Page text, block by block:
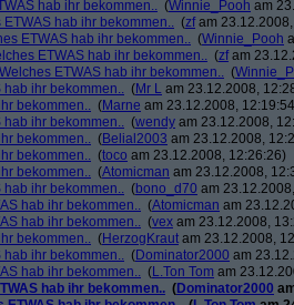
hab ihr bekommen.. (Winnie_Pooh am
ETWAS hab ihr bekommen.. (zfam
ETWAS hab ihr bekommen.. (Winnie_Pooh
ETWAS hab ihr bekommen.. (zfam
ETWAS hab ihr bekommen.. (
hab ihr bekommen.. (Mr L am 23.12.2008,
bekommen.. (Marne am 23.12.2008,
hab ihr bekommen.. (wendy am 23.12.2008,
bekommen.. (Belial2003 am 23.12.2008,
bekommen.. (toco am 23.12.2008, 12:26:26)
bekommen.. (Atomicman am 23.12.2008,
hab ihr bekommen.. (bono_d70 am
hab ihr bekommen.. (Atomicman am
hab ihr bekommen.. (vex am 23.12.2008,
bekommen.. (HerzogKraut am 23.12.2008,
hab ihr bekommen.. (Dominator2000 am
hab ihr bekommen.. (L.Ton Tom am
hab ihr bekommen.. (Dominator2000